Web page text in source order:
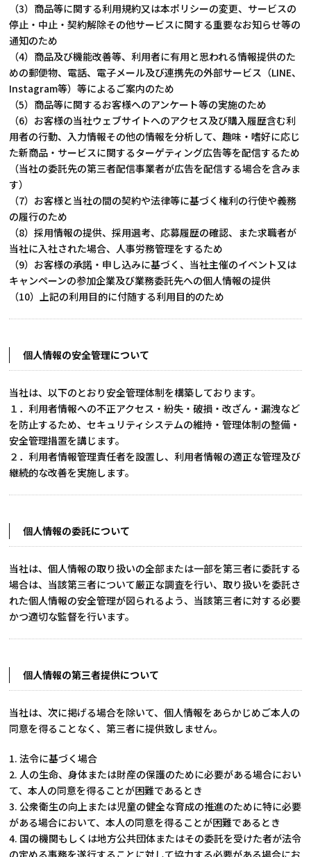
（3）商品等に関する利用規約又は本ポリシーの変更、サービスの
停止・中止・契約解除その他サービスに関する重要なお知らせ等の
通知のため
（4）商品及び機能改善等、利用者に有用と思われる情報提供のた
めの郵便物、電話、電子メール及び連携先の外部サービス（LINE、
Instagram等）等によるご案内のため
（5）商品等に関するお客様へのアンケート等の実施のため
（6）お客様の当社ウェブサイトへのアクセス及び購入履歴含む利
用者の行動、入力情報その他の情報を分析して、趣味・嗜好に応じ
た新商品・サービスに関するターゲティング広告等を配信するため
（当社の委託先の第三者配信事業者が広告を配信する場合を含みま
す）
（7）お客様と当社の間の契約や法律等に基づく権利の行使や義務
の履行のため
（8）採用情報の提供、採用選考、応募履歴の確認、また求職者が
当社に入社された場合、人事労務管理をするため
（9）お客様の承諾・申し込みに基づく、当社主催のイベント又は
キャンペーンの参加企業及び業務委託先への個人情報の提供
（10）上記の利用目的に付随する利用目的のため
個人情報の安全管理について
当社は、以下のとおり安全管理体制を構築しております。
１．利用者情報への不正アクセス・紛失・破損・改ざん・漏洩など
を防止するため、セキュリティシステムの維持・管理体制の整備・
安全管理措置を講じます。
２．利用者情報管理責任者を設置し、利用者情報の適正な管理及び
継続的な改善を実施します。
個人情報の委託について
当社は、個人情報の取り扱いの全部または一部を第三者に委託する
場合は、当該第三者について厳正な調査を行い、取り扱いを委託さ
れた個人情報の安全管理が図られるよう、当該第三者に対する必要
かつ適切な監督を行います。
個人情報の第三者提供について
当社は、次に掲げる場合を除いて、個人情報をあらかじめご本人の
同意を得ることなく、第三者に提供致しません。
1. 法令に基づく場合
2. 人の生命、身体または財産の保護のために必要がある場合におい
て、本人の同意を得ることが困難であるとき
3. 公衆衛生の向上または児童の健全な育成の推進のために特に必要
がある場合において、本人の同意を得ることが困難であるとき
4. 国の機関もしくは地方公共団体またはその委託を受けた者が法令
の定める事務を遂行することに対して協力する必要がある場合にお